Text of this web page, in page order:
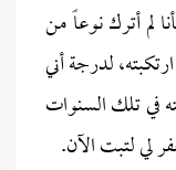
لم أترك نوعاً من
لدرجة أني
في تلك السنوات
لي لتبت الآن.